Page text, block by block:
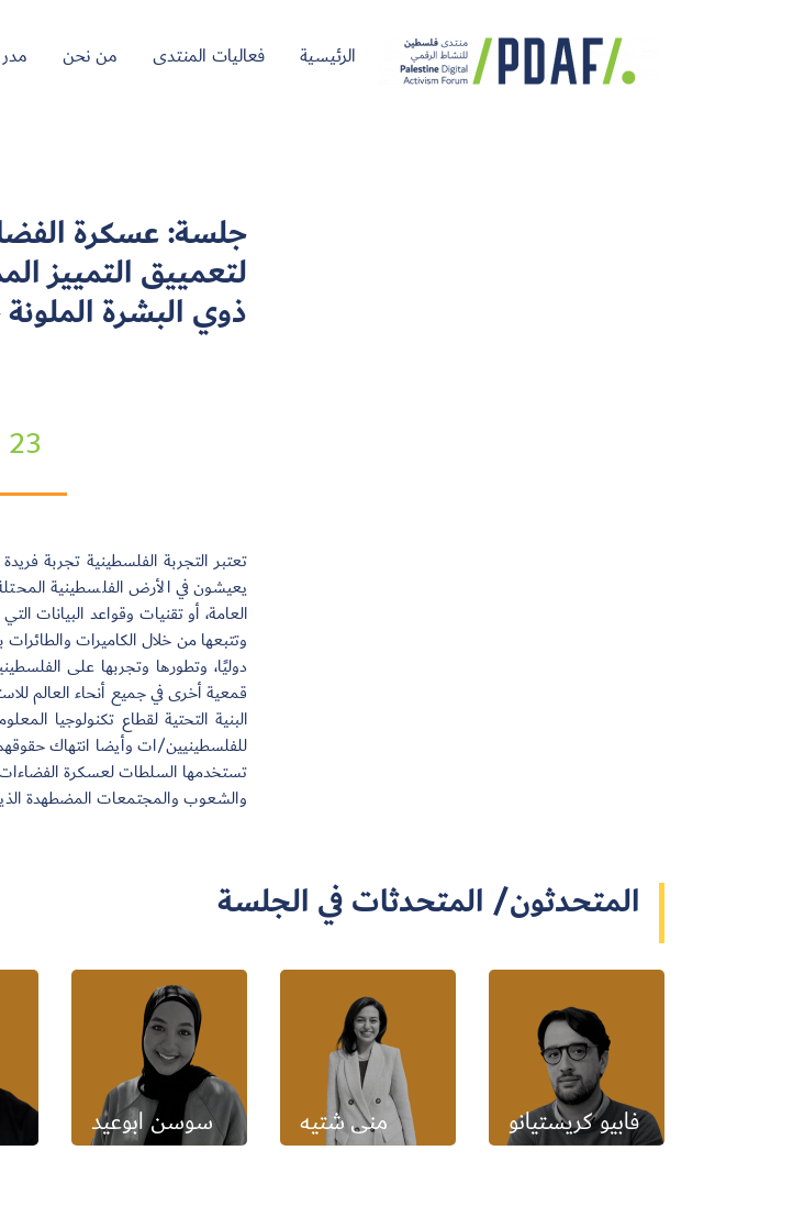
الرئيسية فعاليات المنتدى من نحن
جلسة: عسكرة
لتعمييق التمييز
ذوي البشرة
23 مايو 2023
تعتبر التجربة الفلسطينية تجربة
يعيشون في الأرض الفلسطينية
العامة، أو تقنيات وقواعد البيانات
وتتبعها من خلال الكاميرات
دوليًا، وتطورها وتجربها على
قمعية أخرى في جميع أنحاء العالم
البنية التحتية لقطاع تكنولوجيا
للفلسطينيين/ات وأيضا انتهاك
تستخدمها السلطات لعسكرة الفضاءات
والشعوب والمجتمعات المضطهدة
المتحدثون/ المتحدثات في الجلسة
فابيو كريستيانو منى شتيه سوسن ابوعيد